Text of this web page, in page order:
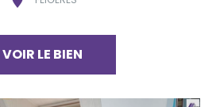
VOIR LE BIEN